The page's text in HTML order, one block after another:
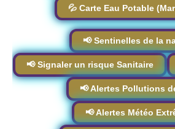
💦 Carte Eau Potable
📢 Sentinelles de la
📢 Signaler un risque Sanitaire
📢 Alertes Pollutions
📢 Alertes Météo